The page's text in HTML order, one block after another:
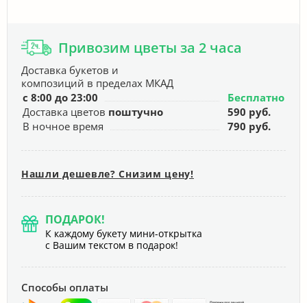
Привозим цветы за 2 часа
Доставка букетов и
композиций в пределах МКАД
с 8:00 до 23:00
Бесплатно
Доставка цветов поштучно
590 руб.
В ночное время
790 руб.
Нашли дешевле? Снизим цену!
ПОДАРОК!
К каждому букету мини-открытка
с Вашим текстом в подарок!
Способы оплаты